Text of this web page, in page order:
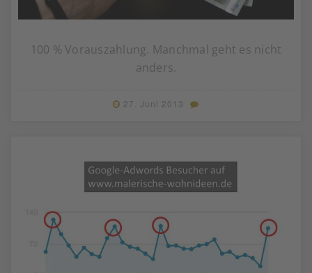
100 % Vorauszahlung. Manchmal geht es nicht
anders.
27. Juni 2013